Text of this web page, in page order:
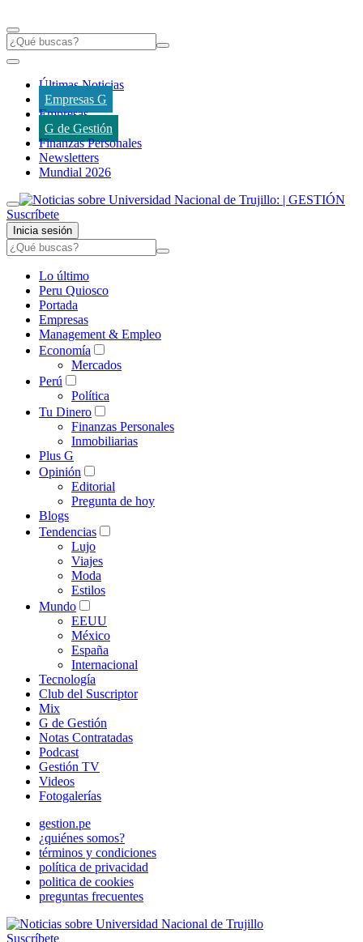
Últimas Noticias
Empresas G
Empresas
G de Gestión
Finanzas Personales
Newsletters
Mundial 2026
Suscríbete
Inicia sesión
Lo último
Peru Quiosco
Portada
Empresas
Management & Empleo
Economía
Mercados
Perú
Política
Tu Dinero
Finanzas Personales
Inmobiliarias
Plus G
Opinión
Editorial
Pregunta de hoy
Blogs
Tendencias
Lujo
Viajes
Moda
Estilos
Mundo
EEUU
México
España
Internacional
Tecnología
Club del Suscriptor
Mix
G de Gestión
Notas Contratadas
Podcast
Gestión TV
Videos
Fotogalerías
gestion.pe
¿quiénes somos?
términos y condiciones
política de privacidad
politica de cookies
preguntas frecuentes
Suscríbete